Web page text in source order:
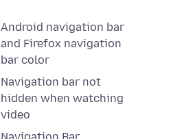
Android navigation bar
and Firefox navigation
bar color
Navigation bar not
hidden when watching
video
Navigation Bar